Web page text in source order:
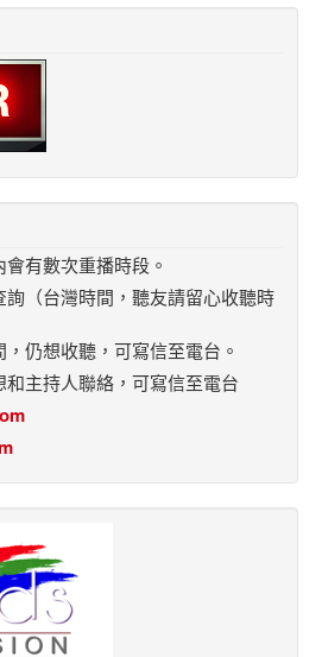
有數次重播時段。
（台灣時間，聽友請留心收聽時
仍想收聽，可寫信至電台。
主持人聯絡，可寫信至電台